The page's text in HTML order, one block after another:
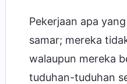
Pekerjaan apa
samar; mereka
walaupun mereka
tuduhan-tuduhan